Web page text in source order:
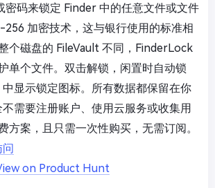
密码来锁定 Finder 中的任意文件或文件
256 加密技术，这与银行使用的标准相
个磁盘的 FileVault 不同，FinderLock
单个文件。双击解锁，闲置时自动锁
显示锁定图标。所有数据都保留在你
需要注册账户、使用云服务或收集用
方案，且只需一次性购买，无需订阅。
问
on Product Hunt